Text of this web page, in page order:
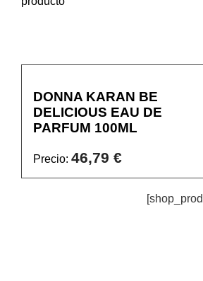
DONNA KARAN BE
DELICIOUS EAU DE
PARFUM 100ML
Precio: 46,79 €